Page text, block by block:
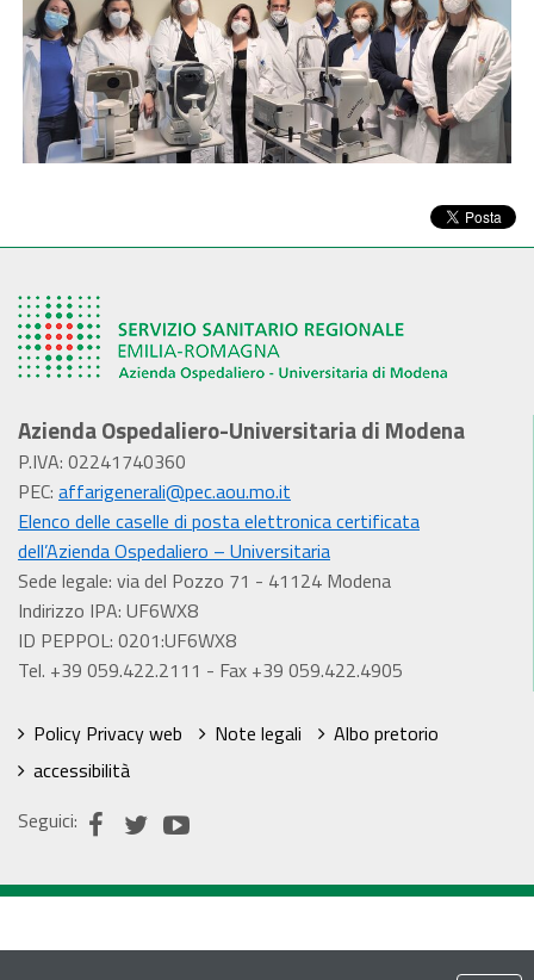
Azienda Ospedaliero-Universitaria di Modena
P.IVA: 02241740360
PEC: affarigenerali@pec.aou.mo.it
Elenco delle caselle di posta elettronica certificata
dell’Azienda Ospedaliero – Universitaria
Sede legale: via del Pozzo 71 - 41124 Modena
Indirizzo IPA: UF6WX8
ID PEPPOL: 0201:UF6WX8
Tel. +39 059.422.2111 - Fax +39 059.422.4905
Policy Privacy web Note legali
Albo pretorio
accessibilità
Seguici: